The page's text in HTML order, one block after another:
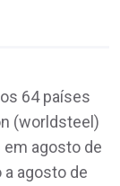
64 países
(worldsteel)
agosto de
a agosto de